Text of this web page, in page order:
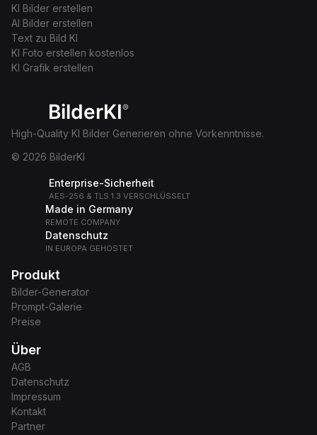
KI Bilder erstellen
AI Bilder erstellen
Text zu Bild KI
KI Foto erstellen kostenlos
KI Grafik erstellen
BilderKI®
High-Quality KI Bilder Generieren ohne Vorkenntnisse.
© 2026 BilderKI
Enterprise-Sicherheit
AES-256 & TLS 1.3 VERSCHLÜSSELT
Made in Germany
REMOTE COMPANY
Datenschutz
IN EUROPA GEHOSTET
Produkt
Bilder-Generator
Prompt-Galerie
Preise
Über
AGB
Datenschutz
Impressum
Kontakt
Partner